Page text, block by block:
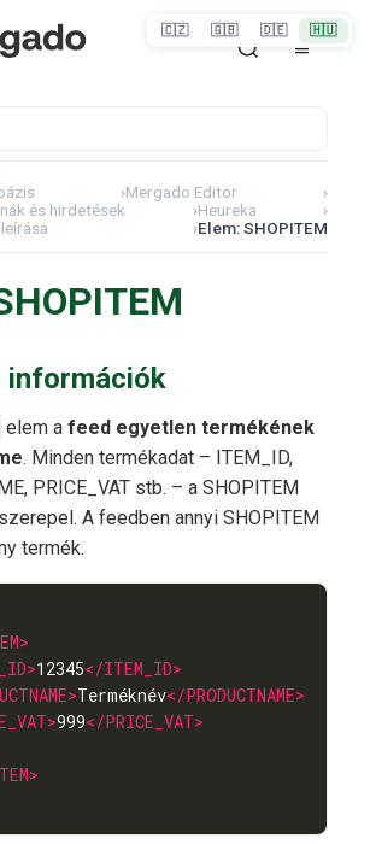
›Mergado Editor
›
és hirdetések
›Heureka
›
›Elem: SHOPITEM
információk
elem a feed egyetlen termékének
. Minden termékadat – ITEM_ID,
PRICE_VAT stb. – a SHOPITEM
A feedben annyi SHOPITEM
termék.
12345</ITEM_ID>
Terméknév</PRODUCTNAME>
999</PRICE_VAT>
🇨🇿 🇬🇧 🇩🇪 🇭🇺